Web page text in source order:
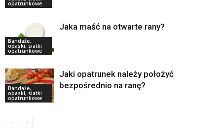
opatrunkowe
Bandaże,
opaski, siatki
opatrunkowe
Jaka maść na otwarte rany?
Bandaże,
opaski, siatki
opatrunkowe
Jaki opatrunek należy położyć
bezpośrednio na ranę?